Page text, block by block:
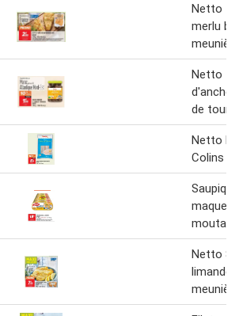
Netto
merlu
Netto
de
Netto
Colins
Netto 8
limande